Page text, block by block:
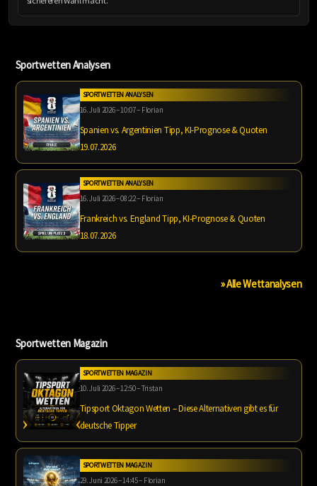
Sportwetten Analysen
SPORTWETTEN ANALYSEN
16. Juli 2026 – 10:07 – Florian
Spanien vs. Argentinien Tipp, KI-Prognose & Quoten
19.07.2026
SPORTWETTEN ANALYSEN
16. Juli 2026 – 08:22 – Florian
Frankreich vs. England Tipp, KI-Prognose & Quoten
18.07.2026
» Alle Wettanalysen
Sportwetten Magazin
SPORTWETTEN MAGAZIN
10. Juli 2026 – 12:50 – Tristan
Tipsport Oktagon Wetten – Diese Alternativen gibt es für
deutsche Tipper
SPORTWETTEN MAGAZIN
29. Juni 2026 – 14:45 – Florian